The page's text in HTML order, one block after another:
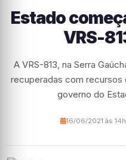
Estado
VRS-
A VRS-813, na Serra
recuperadas com recursos
governo do
16/06/2021 às